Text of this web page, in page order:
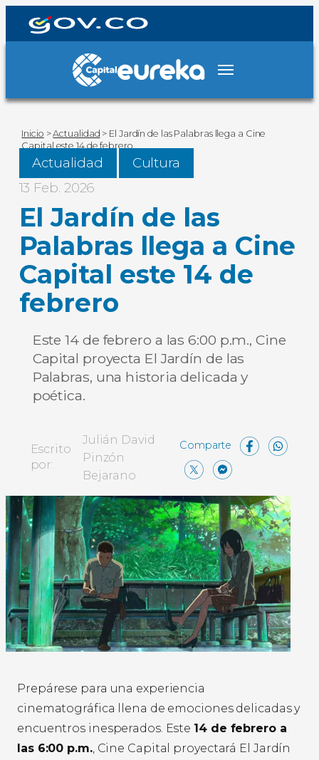
Inicio >Actualidad > El Jardín de las Palabras llega a Cine
Capital este 14 de febrero
Actualidad
Cultura
13 Feb. 2026
El Jardín de las
Palabras llega a Cine
Capital este 14 de
febrero
Este 14 de febrero a las 6:00 p.m., Cine
Capital proyecta El Jardín de las
Palabras, una historia delicada y
poética.
Escrito
por:
Julián David
Pinzón
Bejarano
X
Prepárese para una experiencia
cinematográfica llena de emociones delicadas y
encuentros inesperados. Este 14 de febrero a
las 6:00 p.m., Cine Capital proyectará El Jardín